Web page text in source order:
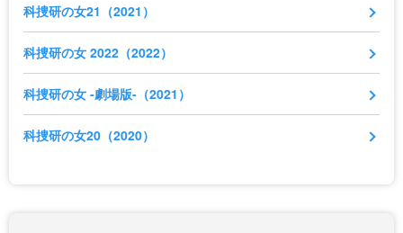
科捜研の女21（2021）
科捜研の女 2022（2022）
科捜研の女 -劇場版-（2021）
科捜研の女20（2020）